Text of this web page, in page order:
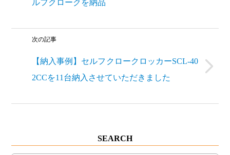
ルフクロークを納品
次の記事
【納入事例】セルフクロークロッカーSCL-40
2CCを11台納入させていただきました
SEARCH